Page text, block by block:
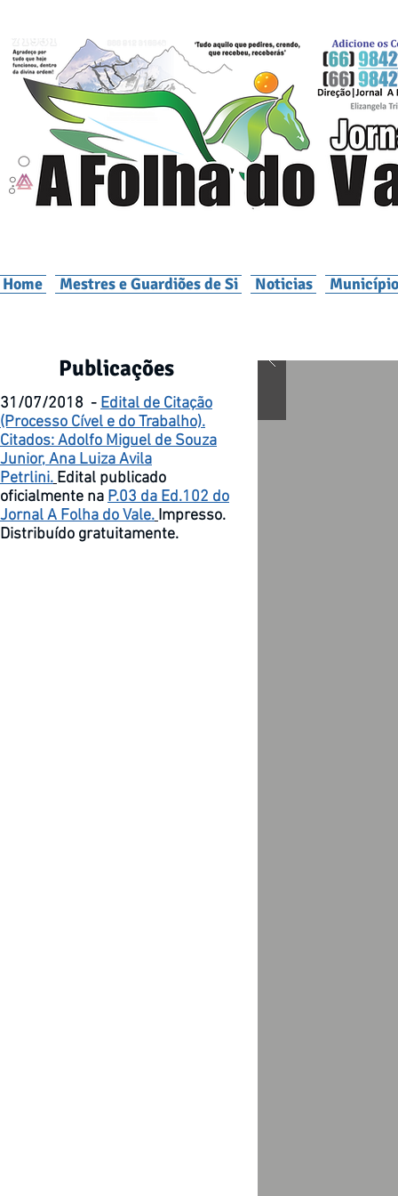
Home Mestres e Guardiões de Si Noticias
Publicações
31/07/2018 - Edital de Citação
(Processo Cível e do Trabalho).
Citados: Adolfo Miguel de Souza
Junior, Ana Luiza Avila
Petrlini. Edital publicado
oficialmente na P.03 da Ed.102 do
Jornal A Folha do Vale. Impresso.
Distribuído gratuitamente.